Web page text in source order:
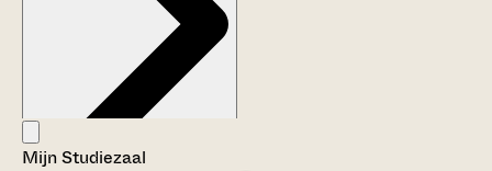
Mijn Studiezaal